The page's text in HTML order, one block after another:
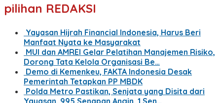
pilihan REDAKSI
Yayasan Hijrah Financial Indonesia, Harus Beri
Manfaat Nyata ke Masyarakat
MUI dan AMREI Gelar Pelatihan Manajemen Risiko,
Dorong Tata Kelola Organisasi Be…
Demo di Kemenkeu, FAKTA Indonesia Desak
Pemerintah Tetapkan PP MBDK
Polda Metro Pastikan, Senjata yang Disita dari
Yayasan, 995 Senapan Angin, 1 Sen…